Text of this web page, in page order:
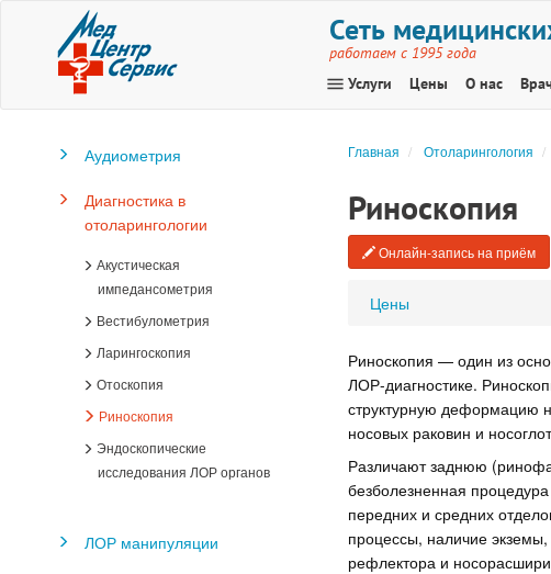
Сеть
работаем с 1995 года
menu Услуги Цены О нас
Главная Отоларингология
Риноскопия
Онлайн-запись на приём
Цены
Риноскопия — один из
ЛОР-диагностике.
структурную деформацию
носовых раковин и
Различают заднюю
безболезненная
передних и средних
процессы, наличие
рефлектора и
Аудиометрия
Диагностика в
отоларингологии
Акустическая
импедансометрия
Вестибулометрия
Ларингоскопия
Отоскопия
Риноскопия
Эндоскопические
исследования ЛОР органов
ЛОР манипуляции